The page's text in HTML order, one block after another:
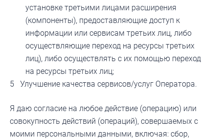
установке третьими лицами расширения
(компоненты), предоставляющие доступ к
информации или сервисам третьих лиц, либо
осуществляющие переход на ресурсы третьих
лиц), либо осуществлять с их помощью переход
на ресурсы третьих лиц;
Улучшение качества сервисов/услуг Оператора.
Я даю согласие на любое действие (операцию) или
совокупность действий (операций), совершаемых с
моими персональными данными, включая: сбор,